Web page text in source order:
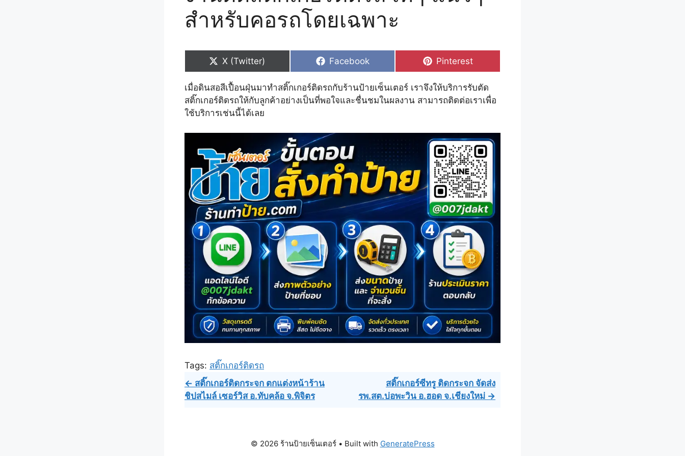
สำหรับคอรถโดยเฉพาะ
Share
X (Twitter)
Share
Facebook
Share
Pinterest
เมื่อดินสอสีเปื้อนฝุ่นมาทำสติ๊กเกอร์ติดรถกับร้านป้ายเซ็นเตอร์ เราจึงให้บริการรับตัด
สติ๊กเกอร์ติดรถให้กับลูกค้าอย่างเป็นที่พอใจและชื่นชมในผลงาน สามารถติดต่อเราเพื่อ
ใช้บริการเช่นนี้ได้เลย
Tags: สติ๊กเกอร์ติดรถ
Post
navigation
← สติ๊กเกอร์ติดกระจก ตกแต่งหน้าร้าน
ชิปสไมล์ เซอร์วิส อ.ทับคล้อ จ.พิจิตร
สติ๊กเกอร์ซีทรู ติดกระจก จัดส่ง
รพ.สต.บ่อพะวิน อ.ฮอด จ.เชียงใหม่ →
© 2026 ร้านป้ายเซ็นเตอร์• Built with GeneratePress